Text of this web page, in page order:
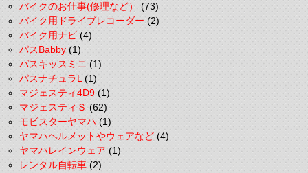
バイクのお仕事(修理など）(73)
バイク用ドライブレコーダー(2)
バイク用ナビ(4)
パスBabby(1)
パスキッスミニ(1)
パスナチュラL(1)
マジェスティ4D9(1)
マジェスティＳ(62)
モビスターヤマハ(1)
ヤマハヘルメットやウェアなど(4)
ヤマハレインウェア(1)
レンタル自転車(2)